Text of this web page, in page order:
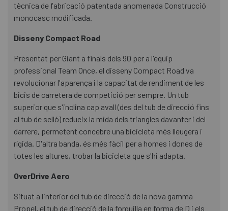
tècnica de fabricació patentada anomenada Construcció
monocasc modificada.
Disseny Compact Road
Presentat per Giant a finals dels 90 per a l'equip
professional Team Once, el disseny Compact Road va
revolucionar l'aparença i la capacitat de rendiment de les
bicis de carretera de competició per sempre. Un tub
superior que s'inclina cap avall (des del tub de direcció fins
al tub de selló) redueix la mida dels triangles davanter i del
darrere, permetent concebre una bicicleta més lleugera i
rígida. D'altra banda, és més fàcil per a homes i dones de
totes les altures, trobar la bicicleta que s'hi adapta.
OverDrive Aero
Situat a linterior del tub de direcció de la nova gamma
Propel, el tub de direcció de la forquilla en forma de D i els